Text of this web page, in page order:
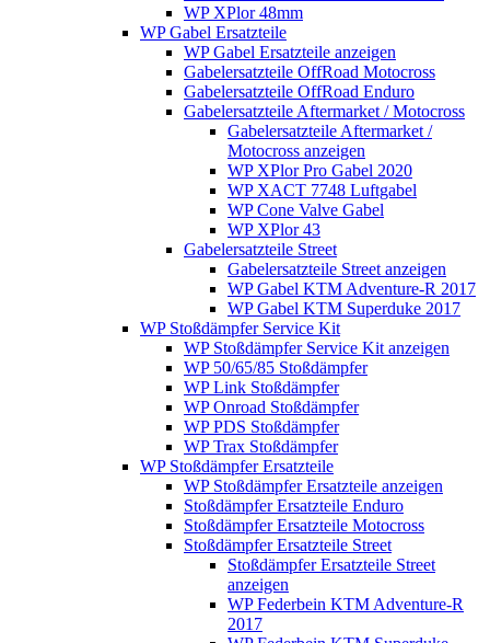
WP XPlor 48mm
WP Gabel Ersatzteile
WP Gabel Ersatzteile anzeigen
Gabelersatzteile OffRoad Motocross
Gabelersatzteile OffRoad Enduro
Gabelersatzteile Aftermarket / Motocross
Gabelersatzteile Aftermarket /
Motocross anzeigen
WP XPlor Pro Gabel 2020
WP XACT 7748 Luftgabel
WP Cone Valve Gabel
WP XPlor 43
Gabelersatzteile Street
Gabelersatzteile Street anzeigen
WP Gabel KTM Adventure-R 2017
WP Gabel KTM Superduke 2017
WP Stoßdämpfer Service Kit
WP Stoßdämpfer Service Kit anzeigen
WP 50/65/85 Stoßdämpfer
WP Link Stoßdämpfer
WP Onroad Stoßdämpfer
WP PDS Stoßdämpfer
WP Trax Stoßdämpfer
WP Stoßdämpfer Ersatzteile
WP Stoßdämpfer Ersatzteile anzeigen
Stoßdämpfer Ersatzteile Enduro
Stoßdämpfer Ersatzteile Motocross
Stoßdämpfer Ersatzteile Street
Stoßdämpfer Ersatzteile Street
anzeigen
WP Federbein KTM Adventure-R
2017